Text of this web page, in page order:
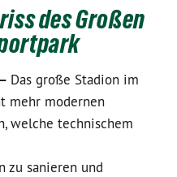
des Großen
Das große Stadion im
mehr modernen
welche technischem
zu sanieren und